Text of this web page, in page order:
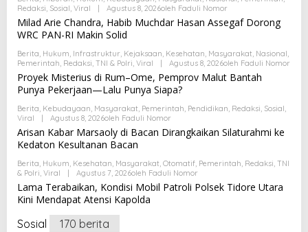
Redaksi, Sosial, Viral Agustus 8, 2026Oleh Faduli Nomor
Milad Arie Chandra, Habib Muchdar Hasan Assegaf Dorong
WRC PAN-RI Makin Solid
Berita, Hukum, Infrastruktur, Kejaksaan, Kesehatan, Masyarakat, Nasional,
Pemerintah, Redaksi, TNI & Polri, Viral Agustus 8, 2026Oleh Faduli Nomor
Proyek Misterius di Rum–Ome, Pemprov Malut Bantah
Punya Pekerjaan—Lalu Punya Siapa?
Berita, Kebudayaan, Masyarakat, Pemerintah, Pendidikan, Redaksi, Sosial,
Viral
Agustus 8, 2026Oleh Faduli Nomor
Arisan Kabar Marsaoly di Bacan Dirangkaikan Silaturahmi ke
Kedaton Kesultanan Bacan
Berita, Hukum, Kesehatan, Masyarakat, Otomatif, Pemerintah, Redaksi, TNI
& Polri, Viral Agustus 7, 2026Oleh Faduli Nomor
Lama Terabaikan, Kondisi Mobil Patroli Polsek Tidore Utara
Kini Mendapat Atensi Kapolda
Sosial 170 berita